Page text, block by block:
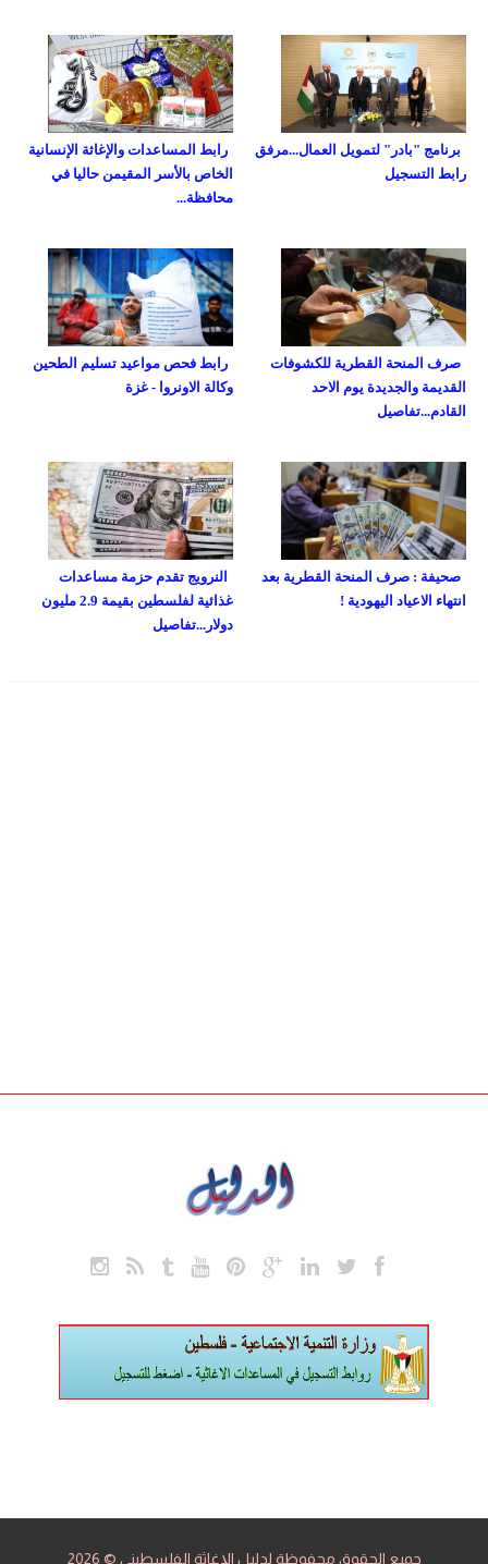
رابط المساعدات والإغاثة الإنسانية
الخاص بالأسر المقيمن حاليا في
محافظة...
برنامج "بادر" لتمويل العمال...مرفق
رابط التسجيل
رابط فحص مواعيد تسليم الطحين
وكالة الاونروا - غزة
صرف المنحة القطرية للكشوفات
القديمة والجديدة يوم الاحد
القادم...تفاصيل
النرويج تقدم حزمة مساعدات
غذائية لفلسطين بقيمة 2.9 مليون
دولار...تفاصيل
صحيفة : صرف المنحة القطرية بعد
انتهاء الاعياد اليهودية !
جميع الحقوق محفوظة لدليل الإغاثة الفلسطيني © 2026